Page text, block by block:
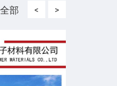
部 < >